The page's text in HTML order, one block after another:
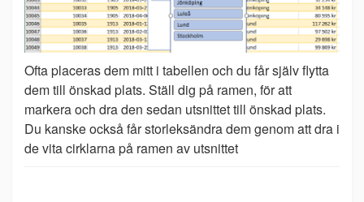
Ofta placeras dem mitt i tabellen och du får själv flytta
dem till önskad plats. Ställ dig på ramen, för att
markera och dra den sedan utsnittet till önskad plats.
Du kanske också får storleksändra dem genom att dra i
de vita cirklarna på ramen av utsnittet